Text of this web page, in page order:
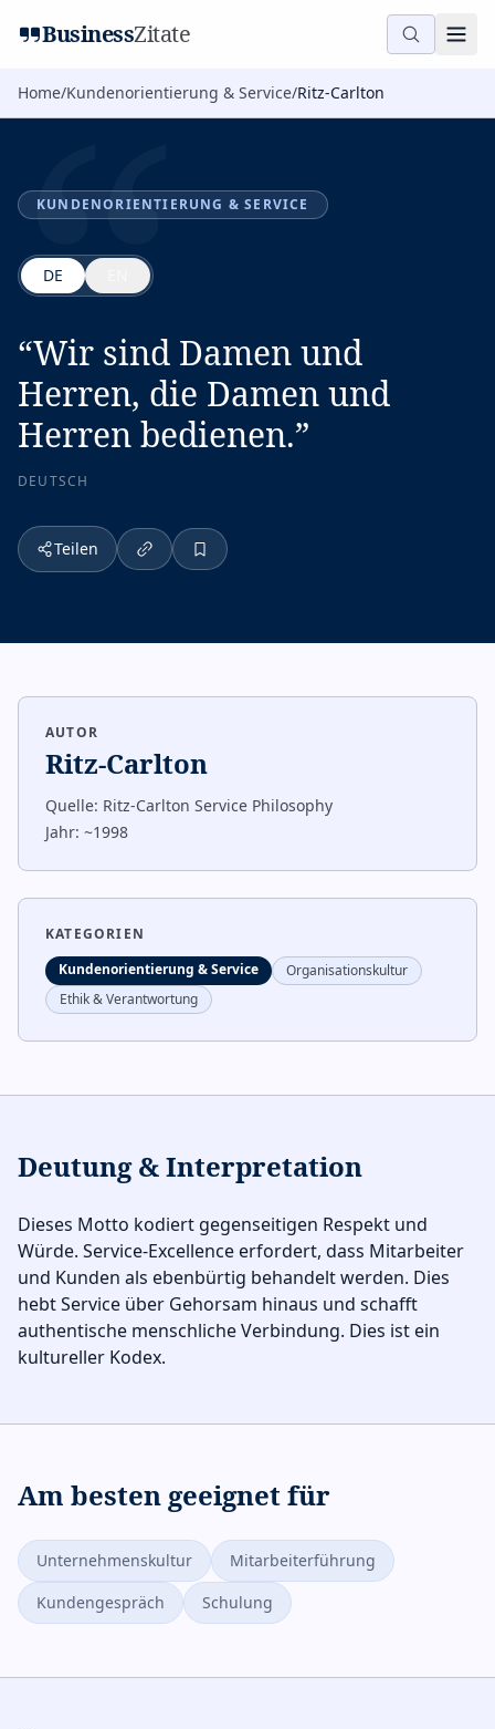
BusinessZitate
Home/Kundenorientierung & Service/Ritz-Carlton
“
KUNDENORIENTIERUNG & SERVICE
DE
“Wir sind Damen und
Herren, die Damen und
Herren bedienen.”
DEUTSCH
Teilen
AUTOR
Ritz-Carlton
Quelle: Ritz-Carlton Service Philosophy
Jahr: ~1998
KATEGORIEN
Kundenorientierung & Service
Organisationskultur
Ethik & Verantwortung
Deutung & Interpretation
Dieses Motto kodiert gegenseitigen Respekt und
Würde. Service-Excellence erfordert, dass Mitarbeiter
und Kunden als ebenbürtig behandelt werden. Dies
hebt Service über Gehorsam hinaus und schafft
authentische menschliche Verbindung. Dies ist ein
kultureller Kodex.
Am besten geeignet für
Unternehmenskultur
Mitarbeiterführung
Kundengespräch
Schulung